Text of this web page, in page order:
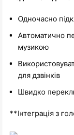
Одночасно
Автоматично
музикою
для дзвінків
Швидко
**Інтеграція з